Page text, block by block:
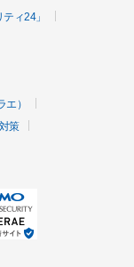
ィ24」
）
策